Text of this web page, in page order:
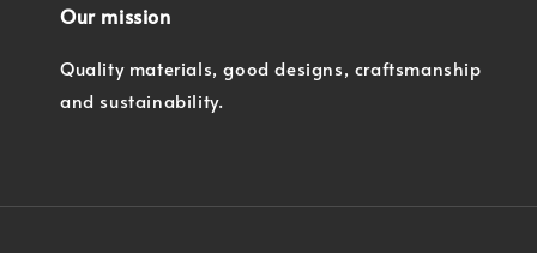
Our mission
Quality materials, good designs, craftsmanship
and sustainability.